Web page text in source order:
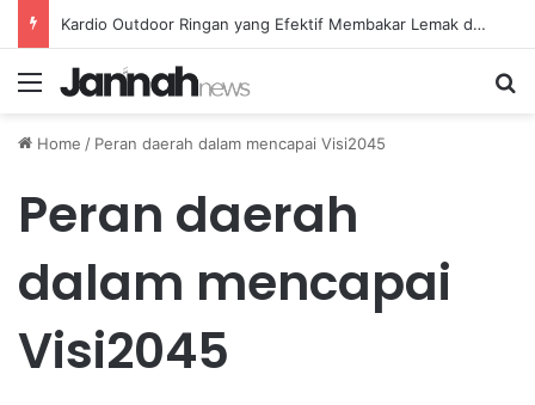
Kardio Outdoor Ringan yang Efektif Membakar Lemak dan Menyegarkan Tubuh Anda
Menu
Home / Peran daerah dalam mencapai Visi2045
Peran daerah
dalam mencapai
Visi2045